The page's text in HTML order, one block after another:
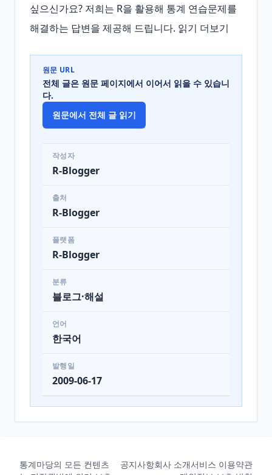
싶으신가요? 저희는 R을 활용해 통계 연습문제를
해결하는 답변을 제공해 드립니다. 읽기 더보기
원문 URL
전체 글은 원문 페이지에서 이어서 읽을 수 있습니
다.
원문에서 전체 글 읽기
작성자
R-Blogger
출처
R-Blogger
플랫폼
R-Blogger
분류
블로그·해설
언어
한국어
발행일
2009-06-17
통계마당의 모든 컨텐츠
공지사항회사 소개서비스 이용약관